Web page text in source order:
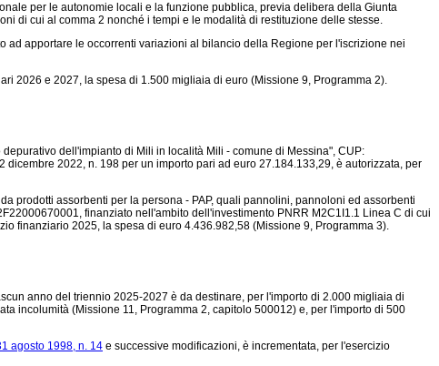
per le autonomie locali e la funzione pubblica, previa delibera della Giunta
di cui al comma 2 nonché i tempi e le modalità di restituzione delle stesse.
apportare le occorrenti variazioni al bilancio della Regione per l'iscrizione nei
2026 e 2027, la spesa di 1.500 migliaia di euro (Missione 9, Programma 2).
dell'impianto di Mili in località Mili - comune di Messina", CUP:
2022, n. 198 per un importo pari ad euro 27.184.133,29, è autorizzata, per
prodotti assorbenti per la persona - PAP, quali pannolini, pannoloni ed assorbenti
finanziato nell'ambito dell'investimento PNRR M2C1I1.1 Linea C di cui
finanziario 2025, la spesa di euro 4.436.982,58 (Missione 9, Programma 3).
anno del triennio 2025-2027 è da destinare, per l'importo di 2.000 migliaia di
incolumità (Missione 11, Programma 2, capitolo 500012) e, per l'importo di 500
agosto 1998, n. 14 e successive modificazioni, è incrementata, per l'esercizio